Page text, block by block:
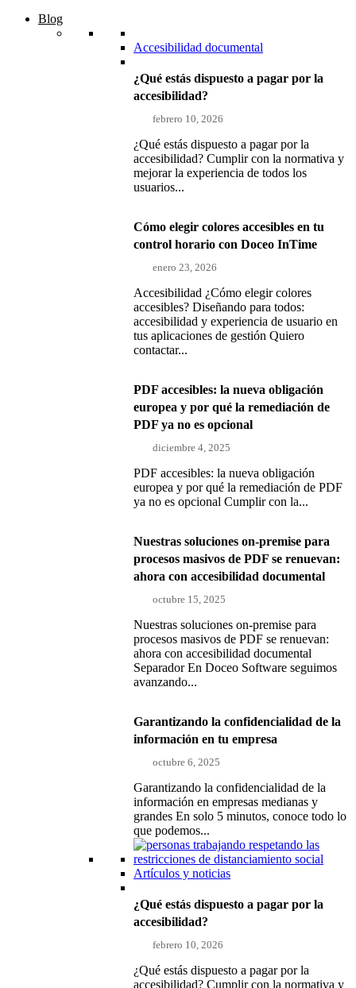
Blog
Accesibilidad documental
¿Qué estás dispuesto a pagar por la
accesibilidad?
febrero 10, 2026
¿Qué estás dispuesto a pagar por la
accesibilidad? Cumplir con la normativa y
mejorar la experiencia de todos los
usuarios...
Cómo elegir colores accesibles en tu
control horario con Doceo InTime
enero 23, 2026
Accesibilidad ¿Cómo elegir colores
accesibles? Diseñando para todos:
accesibilidad y experiencia de usuario en
tus aplicaciones de gestión Quiero
contactar...
PDF accesibles: la nueva obligación
europea y por qué la remediación de
PDF ya no es opcional
diciembre 4, 2025
PDF accesibles: la nueva obligación
europea y por qué la remediación de PDF
ya no es opcional Cumplir con la...
Nuestras soluciones on-premise para
procesos masivos de PDF se renuevan:
ahora con accesibilidad documental
octubre 15, 2025
Nuestras soluciones on-premise para
procesos masivos de PDF se renuevan:
ahora con accesibilidad documental
Separador En Doceo Software seguimos
avanzando...
Garantizando la confidencialidad de la
información en tu empresa
octubre 6, 2025
Garantizando la confidencialidad de la
información en empresas medianas y
grandes En solo 5 minutos, conoce todo lo
que podemos...
Artículos y noticias
¿Qué estás dispuesto a pagar por la
accesibilidad?
febrero 10, 2026
¿Qué estás dispuesto a pagar por la
accesibilidad? Cumplir con la normativa y